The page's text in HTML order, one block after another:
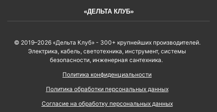
«ДЕЛЬТА КЛУБ»
© 2019–2026 «Дельта Клуб» - 300+ крупнейших производителей.
Электрика, кабель, светотехника, инструмент, системы
безопасности, инженерная сантехника.
Политика конфиденциальности
Политика обработки персональных данных
Согласие на обработку персональных данных